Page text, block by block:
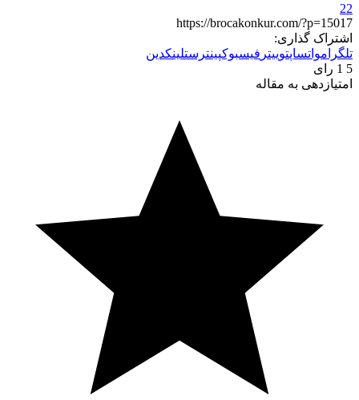
22
https://brocakonkur.com/?p=15017
اشتراک گذاری:
تلگرامواتساپتوییتر فیسبوکپینترستلینکدین
5
1 رای
امتیازدهی به مقاله